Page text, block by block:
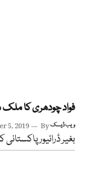
فواد چودھری کا ملک
5, 2019 Byویب ڈیسک
بغیر ڈرائیور